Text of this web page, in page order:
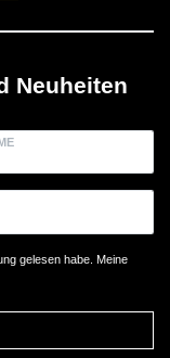
Neuheiten
gelesen habe. Meine